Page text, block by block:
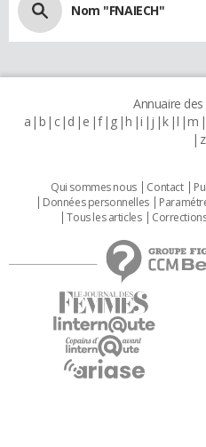
Nom "FNAIECH"
Annuaire
a b c d e f g h i j k l m
z
Qui sommes nous Contact
Données personnelles
Tous les articles